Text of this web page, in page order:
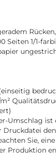
Seiten 1/1-
Umschlag
Druckdatei
Sie, eine
Produktion